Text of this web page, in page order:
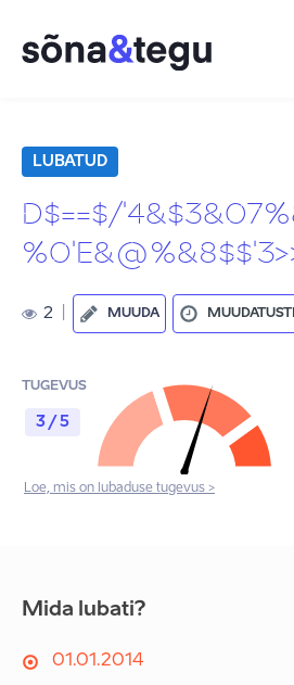
LUBATUD
D$==$/
2 MUUDA
TUGEVUS
3 / 5
Loe, mis on lubaduse tugevus >
Mida lubati?
01.01.2014